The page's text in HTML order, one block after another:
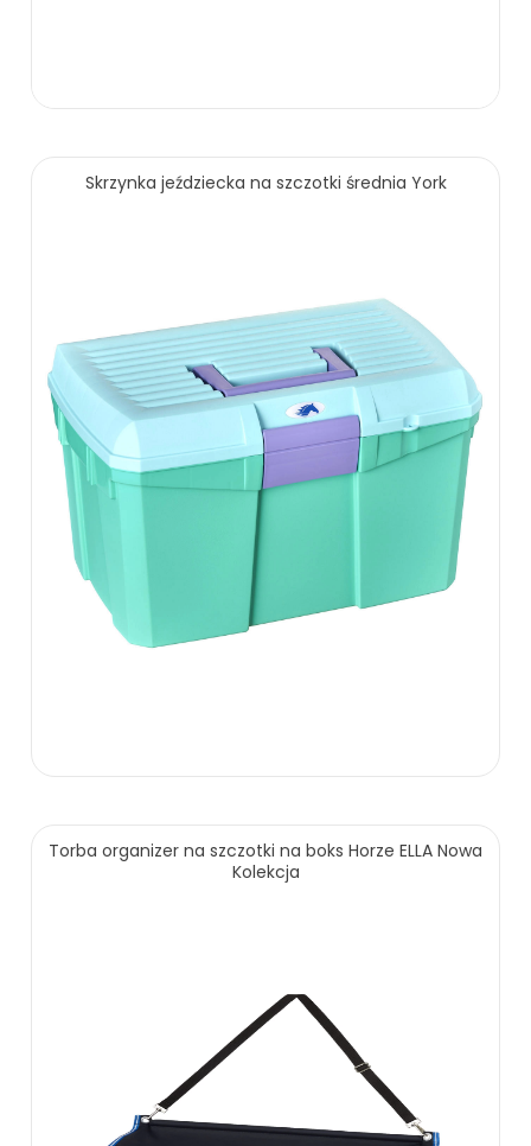
102.00 zł
ZOBACZ WIĘCEJ
Skrzynka jeździecka na szczotki średnia York
Torba organizer na szczotki na boks Horze ELLA Nowa
Kolekcja